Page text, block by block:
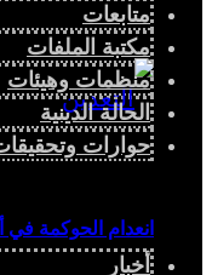
انعدام الحوكمة
متابعات
مكتبة الملفات
منظمات وهيئات
الحالة الدينية
حوارات
أخبار